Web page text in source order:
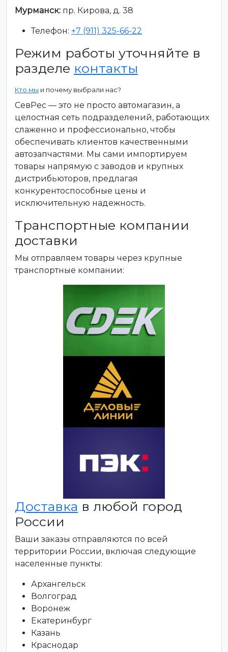
Мурманск: пр. Кирова, д. 38
Телефон: +7 (911) 325-66-22
Режим работы уточняйте в
разделе контакты
Кто мы и почему выбрали нас?
СевРес — это не просто автомагазин, а
целостная сеть подразделений, работающих
слаженно и профессионально, чтобы
обеспечивать клиентов качественными
автозапчастями. Мы сами импортируем
товары напрямую с заводов и крупных
дистрибьюторов, предлагая
конкурентоспособные цены и
исключительную надежность.
Транспортные компании
доставки
Мы отправляем товары через крупные
транспортные компании:
Доставка в любой город
России
Ваши заказы отправляются по всей
территории России, включая следующие
населенные пункты:
Архангельск
Волгоград
Воронеж
Екатеринбург
Казань
Краснодар